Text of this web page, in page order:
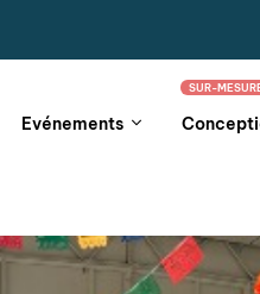
Evénements
SUR-